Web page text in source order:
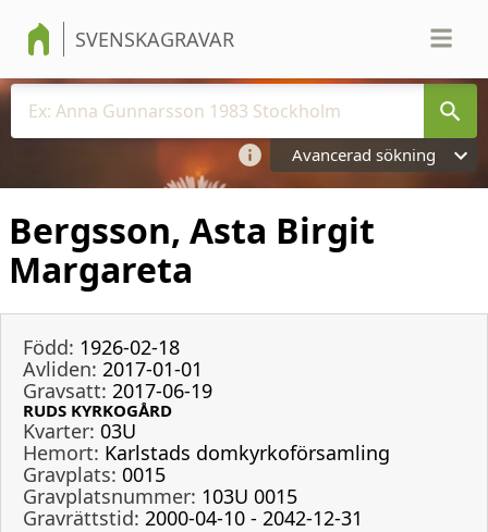
SVENSKAGRAVAR
Avancerad sökning
Bergsson, Asta Birgit
Margareta
Född: 1926-02-18
Avliden: 2017-01-01
Gravsatt: 2017-06-19
RUDS KYRKOGÅRD
Kvarter: 03U
Hemort: Karlstads domkyrkoförsamling
Gravplats: 0015
Gravplatsnummer: 103U 0015
Gravrättstid: 2000-04-10 - 2042-12-31